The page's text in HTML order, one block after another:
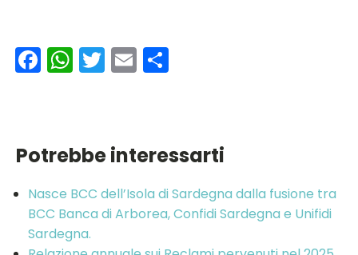
Facebook
WhatsApp
Twitter
Email
Potrebbe interessarti
Nasce BCC dell’Isola di Sardegna dalla fusione tra
BCC Banca di Arborea, Confidi Sardegna e Unifidi
Sardegna.